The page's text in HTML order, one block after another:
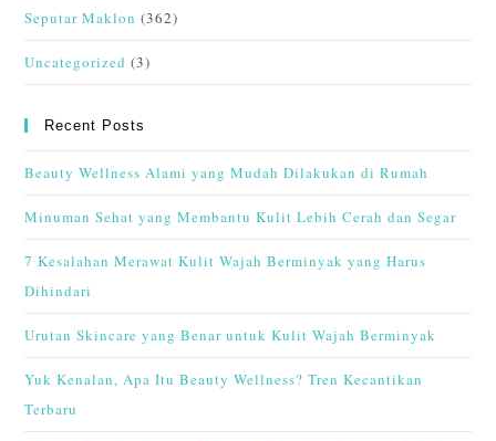
Seputar Maklon (362)
Uncategorized (3)
Recent Posts
Beauty Wellness Alami yang Mudah Dilakukan di Rumah
Minuman Sehat yang Membantu Kulit Lebih Cerah dan Segar
7 Kesalahan Merawat Kulit Wajah Berminyak yang Harus
Dihindari
Urutan Skincare yang Benar untuk Kulit Wajah Berminyak
Yuk Kenalan, Apa Itu Beauty Wellness? Tren Kecantikan
Terbaru